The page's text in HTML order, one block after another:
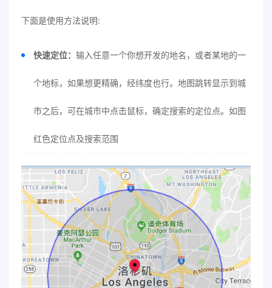
下面是使用方法说明:
快速定位： 输入任意一个你想开发的地名，或者某地的一
个地标，如果想更精确，经纬度也行。地图跳转显示到城
市之后，可在城市中点击鼠标，确定搜索的定位点。如图
红色定位点及搜索范围